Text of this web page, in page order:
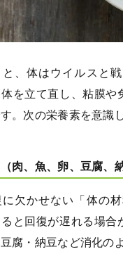
と、体はウイルスと
を立て直し、粘膜や
。次の栄養素を意識
肉、魚、卵、豆腐、
に欠かせない「体の
と回復が遅れる場
腐・納豆など消化の